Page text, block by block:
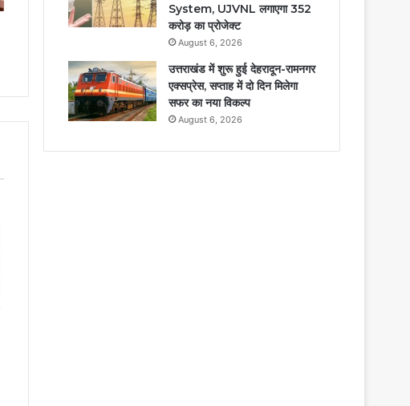
System, UJVNL लगाएगा 352
करोड़ का प्रोजेक्ट
August 6, 2026
उत्तराखंड में शुरू हुई देहरादून-रामनगर
एक्सप्रेस, सप्ताह में दो दिन मिलेगा
सफर का नया विकल्प
August 6, 2026